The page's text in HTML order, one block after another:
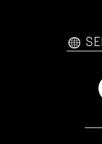
自己紹介カードメー